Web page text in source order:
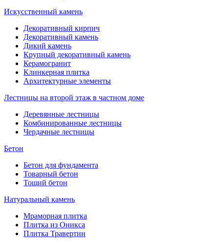
Искусственный камень
Декоративный кирпич
Декоративный камень
Дикий камень
Крупный декоративный камень
Керамогранит
Клинкерная плитка
Архитектурные элементы
Лестницы на второй этаж в частном доме
Деревянные лестницы
Комбинированные лестницы
Чердачные лестницы
Бетон
Бетон для фундамента
Товарный бетон
Тощий бетон
Натуральный камень
Мраморная плитка
Плитка из Оникса
Плитка Травертин